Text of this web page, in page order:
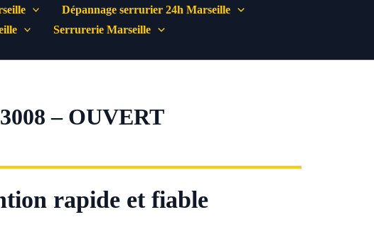
Dépannage serrurier 24h Marseille
Serrurerie Marseille
– OUVERT
rapide et fiable